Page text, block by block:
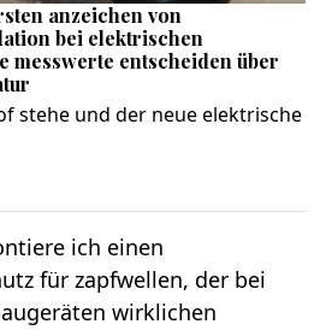
anzeichen von
bei elektrischen
messwerte entscheiden über
stehe und der neue elektrische